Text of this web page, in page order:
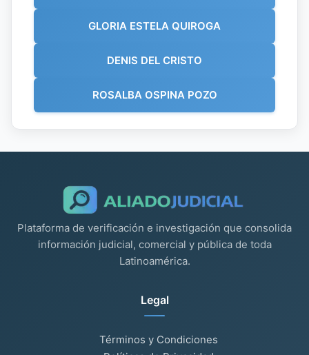
GLORIA ESTELA QUIROGA
DENIS DEL CRISTO
ROSALBA OSPINA POZO
Plataforma de verificación e investigación que consolida
información judicial, comercial y pública de toda
Latinoamérica.
Legal
Términos y Condiciones